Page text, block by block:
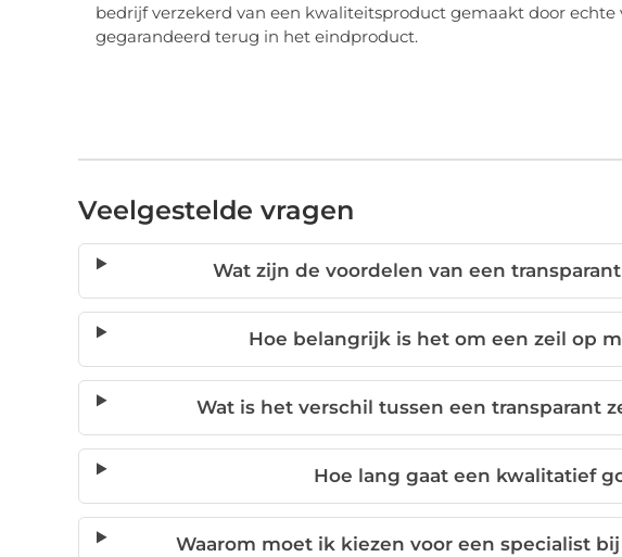
bedrijf verzekerd van een kwaliteitsproduct gemaakt door
gegarandeerd terug in het eindproduct.
Veelgestelde vragen
Wat zijn de voordelen van een
Hoe belangrijk is het om een zeil op
Wat is het verschil tussen een transparant
Hoe lang gaat een kwalitatief
Waarom moet ik kiezen voor een specialist